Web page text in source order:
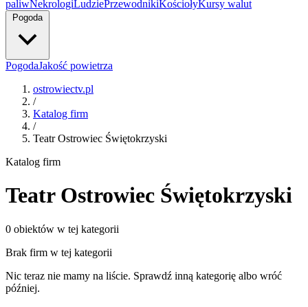
paliwNekrologiLudziePrzewodnikiKościołyKursy walut
Pogoda
PogodaJakość powietrza
ostrowiectv.pl
/
Katalog firm
/
Teatr Ostrowiec Świętokrzyski
Katalog firm
Teatr Ostrowiec Świętokrzyski
0 obiektów w tej kategorii
Brak firm w tej kategorii
Nic teraz nie mamy na liście. Sprawdź inną kategorię albo wróć
później.